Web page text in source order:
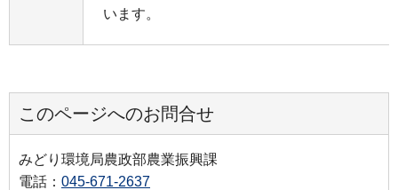
います。
このページへのお問合せ
みどり環境局農政部農業振興課
電話： 045-671-2637